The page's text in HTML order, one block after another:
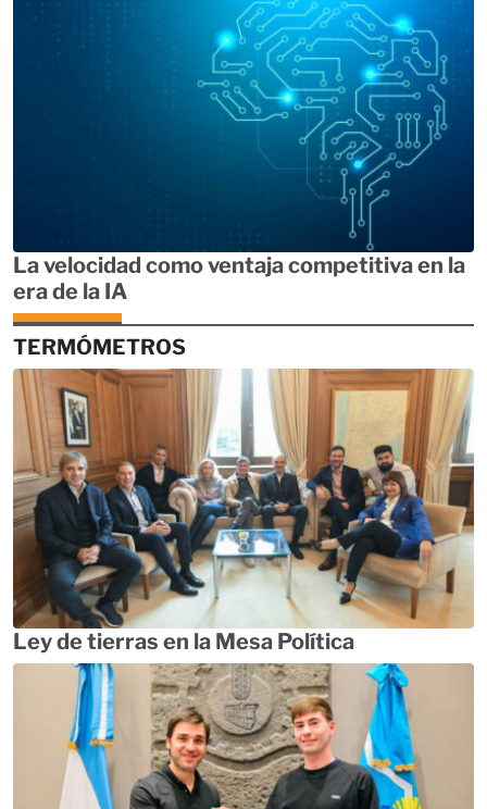
La velocidad como ventaja competitiva en la
era de la IA
TERMÓMETROS
Ley de tierras en la Mesa Política